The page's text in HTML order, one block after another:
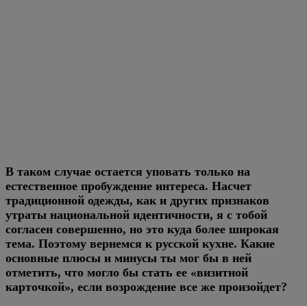
В таком случае остается уповать только на
естественное пробуждение интереса. Насчет
традиционной одежды, как и других признаков
утраты национальной идентичности, я с тобой
согласен совершенно, но это куда более широкая
тема. Поэтому вернемся к русской кухне. Какие
основные плюсы и минусы ты мог бы в ней
отметить, что могло бы стать ее «визитной
карточкой», если возрождение все же произойдет?